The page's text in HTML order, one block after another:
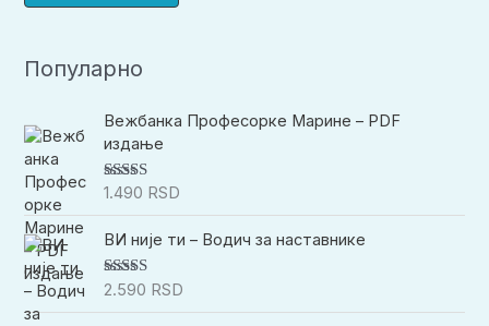
Популарно
Вежбанка Професорке Марине – PDF
издање
Оцењено
1.490 RSD
ВИ није ти – Водич за наставнике
Оцењено са
2.590 RSD